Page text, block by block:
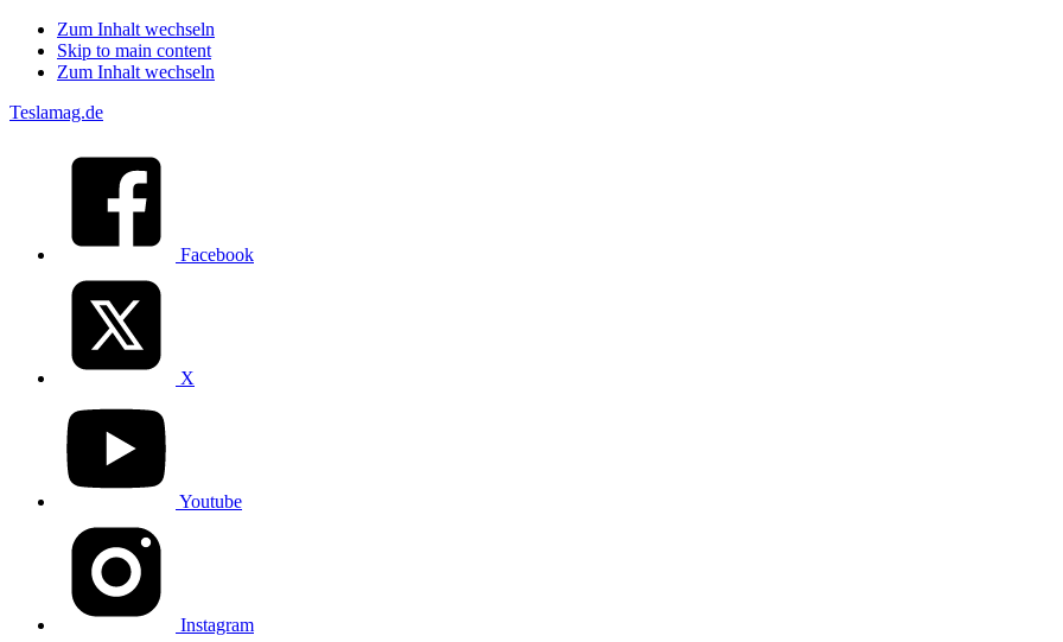
Zum Inhalt wechseln
Skip to main content
Zum Inhalt wechseln
Teslamag.de
Facebook
X
Youtube
Instagram